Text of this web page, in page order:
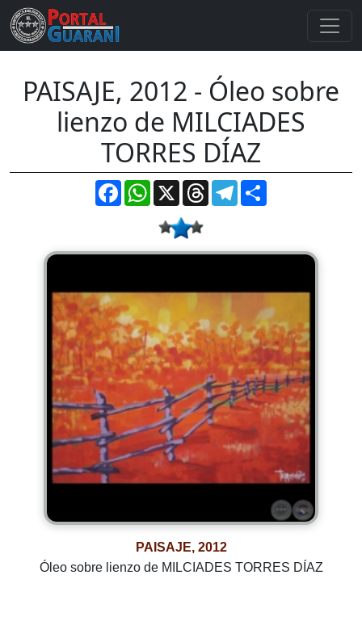
PAISAJE, 2012 - Óleo sobre
lienzo de MILCIADES
TORRES DÍAZ
FacebookWhatsApp
X ThreadsTelegram
PAISAJE, 2012
Óleo sobre lienzo de MILCIADES TORRES DÍAZ